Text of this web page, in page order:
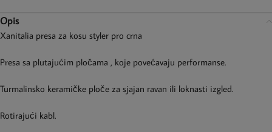
Opis
Xanitalia presa za kosu styler pro crna
Presa sa plutajućim pločama , koje povećavaju performanse.
Turmalinsko keramičke ploče za sjajan ravan ili loknasti izgled.
Rotirajući kabl.